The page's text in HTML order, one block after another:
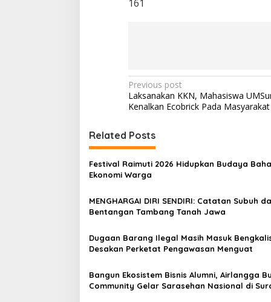
161
P
o
t
n
a
i
a
t
i
o
Previous post
Laksanakan KKN, Mahasiswa
Kenalkan Ecobrick Pada
Related Posts
Festival Raimuti 2026 Hidupkan Budaya
Ekonomi Warga
MENGHARGAI DIRI SENDIRI: Catatan Subuh
Bentangan Tambang Tanah Jawa
Dugaan Barang Ilegal Masih Masuk
Desakan Perketat Pengawasan Menguat
Bangun Ekosistem Bisnis Alumni, Airlangga
Community Gelar Sarasehan Nasional di